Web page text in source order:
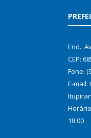
End.:
CEP:
Fone:
E-
18:00